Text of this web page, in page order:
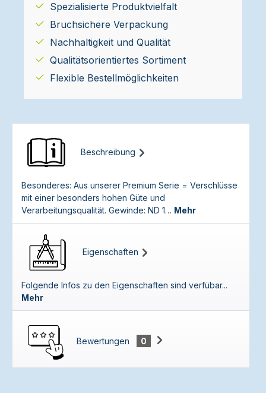
Spezialisierte Produktvielfalt
Bruchsichere Verpackung
Nachhaltigkeit und Qualität
Qualitätsorientiertes Sortiment
Flexible Bestellmöglichkeiten
Beschreibung
Besonderes: Aus unserer Premium Serie = Verschlüsse
mit einer besonders hohen Güte und
Verarbeitungsqualität. Gewinde: ND 1… Mehr
Eigenschaften
Folgende Infos zu den Eigenschaften sind verfübar...
Mehr
Bewertungen 0